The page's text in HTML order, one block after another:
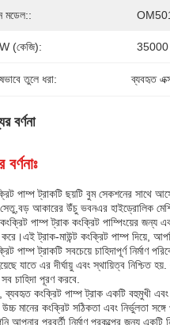
মডেল::
(কেজি): 35000
তুলে ধরা: ব্যবহৃত
বর্ণনা
পাম্প ট্রাকটি ছয়টি বুম সেকশনের সাথে
আকারের উঁচু ভবনএর হাইড্রোলিক
পাম্প ট্রাক কংক্রিট পাম্পিংয়ের জন্য
করে।এই ট্রাক-মাউন্ট কংক্রিট পাম্প দিয়ে,
পাম্প ট্রাকটি সবচেয়ে চাহিদাপূর্ণ নির্মাণ
যাতে এর দীর্ঘায়ু এবং স্থায়িত্ব
সব চাহিদা পূরণ করবে.
ব্যবহৃত কংক্রিট পাম্প ট্রাক একটি বহুমুখী
উচ্চ মানের কংক্রিট সঠিকতা এবং নির্ভুলতা
আপনার পরবর্তী নির্মাণ প্রকল্পের জন্য